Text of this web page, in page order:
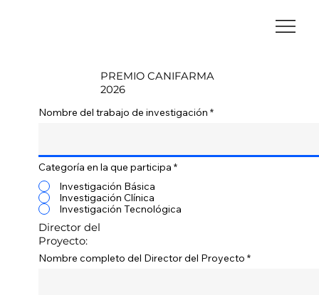
PREMIO CANIFARMA
2026
Nombre del trabajo de investigación
Categoría en la que participa *
Investigación Básica
Investigación Clínica
Investigación Tecnológica
Director del
Proyecto:
Nombre completo del Director del Proyecto